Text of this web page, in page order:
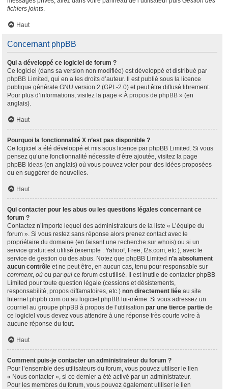
fichiers joints.
Haut
Concernant phpBB
Qui a développé ce logiciel de forum ?
Ce logiciel (dans sa version non modifiée) est développé et distribué par
phpBB Limited , qui en a les droits d’auteur. Il est publié sous la licence
publique générale GNU version 2 (GPL-2.0) et peut être diffusé librement.
Pour plus d’informations, visitez la page « À propos de phpBB » (en
anglais).
Haut
Pourquoi la fonctionnalité X n’est pas disponible ?
Ce logiciel a été développé et mis sous licence par phpBB Limited. Si vous
pensez qu’une fonctionnalité nécessite d’être ajoutée, visitez la page
phpBB Ideas (en anglais) où vous pouvez voter pour des idées proposées
ou en suggérer de nouvelles.
Haut
Qui contacter pour les abus ou les questions légales concernant ce
forum ?
Contactez n’importe lequel des administrateurs de la liste « L’équipe du
forum ». Si vous restez sans réponse alors prenez contact avec le
propriétaire du domaine (en faisant une recherche sur whois) ou si un
service gratuit est utilisé (exemple : Yahoo!, Free, f2s.com, etc.), avec le
service de gestion ou des abus. Notez que phpBB Limited n’a absolument
aucun contrôle et ne peut être, en aucun cas, tenu pour responsable sur
comment, où ou par qui ce forum est utilisé. Il est inutile de contacter phpBB
Limited pour toute question légale (cessions et désistements,
responsabilité, propos diffamatoires, etc.) non directement liée au site
Internet phpbb.com ou au logiciel phpBB lui-même. Si vous adressez un
courriel au groupe phpBB à propos de l’utilisation par une tierce partie de
ce logiciel vous devez vous attendre à une réponse très courte voire à
aucune réponse du tout.
Haut
Comment puis-je contacter un administrateur du forum ?
Pour l’ensemble des utilisateurs du forum, vous pouvez utiliser le lien
« Nous contacter », si ce dernier a été activé par un administrateur.
Pour les membres du forum, vous pouvez également utiliser le lien